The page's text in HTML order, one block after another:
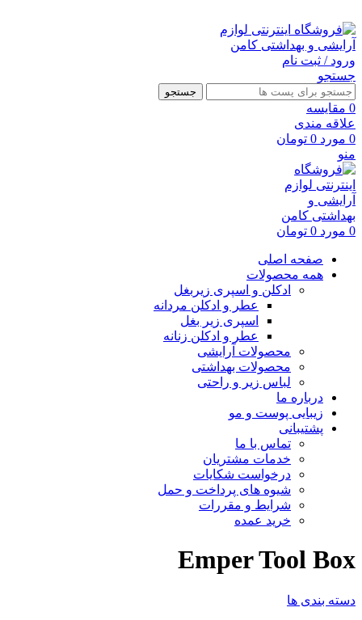
ورود / ثبت نام
جستجو
جستجو
0 مقايسه
علاقه مندی
0 مورد 0 تومان
منو
0 مورد 0 تومان
صفحه اصلی
همه محصولات
ادکلن و اسپری زیربغل
عطر و ادکلن مردانه
اسپری زیر بغل
عطر و ادکلن زنانه
محصولات آرایشی
محصولات بهداشتی
لباس زیر و راحتی
درباره ما
زیبایی پوست و مو
پشتیبانی
تماس با ما
خدمات مشتریان
درخواست شکایات
شیوه های پرداخت و حمل
شرایط و مقررات
خرید عمده
Emper Tool Box
دسته بندی ها